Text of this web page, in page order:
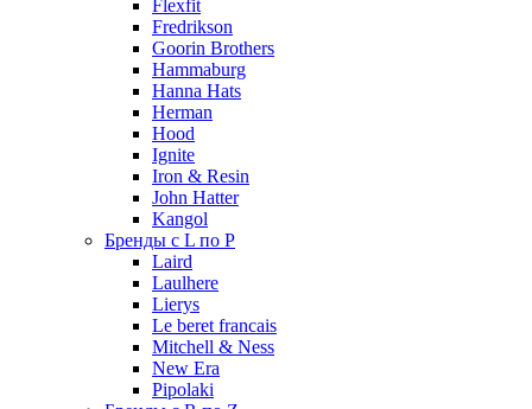
Flexfit
Fredrikson
Goorin Brothers
Hammaburg
Hanna Hats
Herman
Hood
Ignite
Iron & Resin
John Hatter
Kangol
Бренды с L по P
Laird
Laulhere
Lierys
Le beret francais
Mitchell & Ness
New Era
Pipolaki